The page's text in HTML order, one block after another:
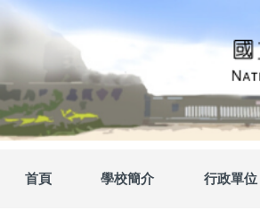
內
容
區
首頁 學校簡介 行政單位